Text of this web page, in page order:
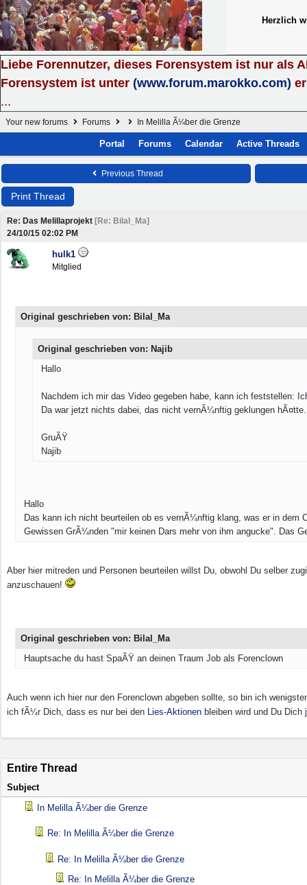
Herzlich
Liebe Forennutzer, dieses Forensystem ist nur als
Forensystem ist unter (www.forum.marokko.com)
...
Your new forums Forums In Melilla Ã¼ber die Grenze
Portal Forums Calendar Active Threads
Previous Thread
Print Thread
Re: Das Melillaprojekt [Re: Bilal_Ma]
24/10/15 02:02 PM
hulk1
Mitglied
Original geschrieben von: Bilal_Ma
Original geschrieben von: Najib
Hallo
Nachdem ich mir das Video gegeben habe, kann ich feststellen:
Da war jetzt nichts dabei, das nicht vernÃ¼nftig geklungen hÃ¤tte.
GruÃŸ
Najib
Hallo
Das kann ich nicht beurteilen ob es vernÃ¼nftig klang, was er in dem
Gewissen GrÃ¼nden "mir keinen Dars mehr von ihm angucke". Das
Aber hier mitreden und Personen beurteilen willst Du, obwohl Du selber
anzuschauen!
Original geschrieben von: Bilal_Ma
Hauptsache du hast SpaÃŸ an deinen Traum Job als Forenclown
Auch wenn ich hier nur den Forenclown abgeben sollte, so bin ich
ich fÃ¼r Dich, dass es nur bei den Lies-Aktionen bleiben wird und Du
Entire Thread
Subject
In Melilla Ã¼ber die Grenze
Re: In Melilla Ã¼ber die Grenze
Re: In Melilla Ã¼ber die Grenze
Re: In Melilla Ã¼ber die Grenze